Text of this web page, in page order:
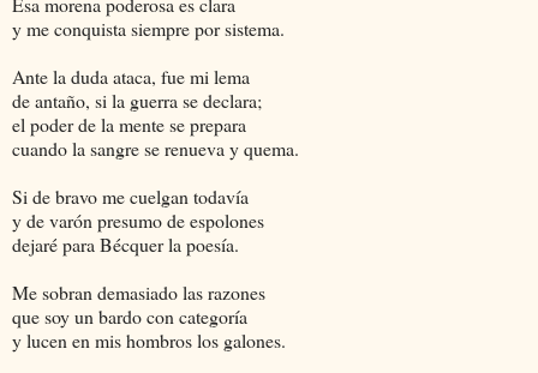
y me conquista siempre por sistema.
Ante la duda ataca, fue mi lema
de antaño, si la guerra se declara;
el poder de la mente se prepara
cuando la sangre se renueva y quema.
Si de bravo me cuelgan todavía
y de varón presumo de espolones
dejaré para Bécquer la poesía.
Me sobran demasiado las razones
que soy un bardo con categoría
y lucen en mis hombros los galones.